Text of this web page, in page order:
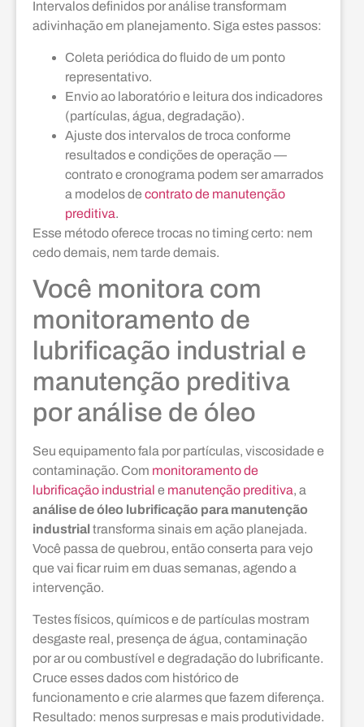
Intervalos definidos por análise transformam
adivinhação em planejamento. Siga estes passos:
Coleta periódica do fluido de um ponto
representativo.
Envio ao laboratório e leitura dos indicadores
(partículas, água, degradação).
Ajuste dos intervalos de troca conforme
resultados e condições de operação —
contrato e cronograma podem ser amarrados
a modelos de contrato de manutenção
preditiva.
Esse método oferece trocas no timing certo: nem
cedo demais, nem tarde demais.
Você monitora com
monitoramento de
lubrificação industrial e
manutenção preditiva
por análise de óleo
Seu equipamento fala por partículas, viscosidade e
contaminação. Com monitoramento de
lubrificação industrial e manutenção preditiva, a
análise de óleo lubrificação para manutenção
industrial transforma sinais em ação planejada.
Você passa de quebrou, então conserta para vejo
que vai ficar ruim em duas semanas, agendo a
intervenção.
Testes físicos, químicos e de partículas mostram
desgaste real, presença de água, contaminação
por ar ou combustível e degradação do lubrificante.
Cruce esses dados com histórico de
funcionamento e crie alarmes que fazem diferença.
Resultado: menos surpresas e mais produtividade.